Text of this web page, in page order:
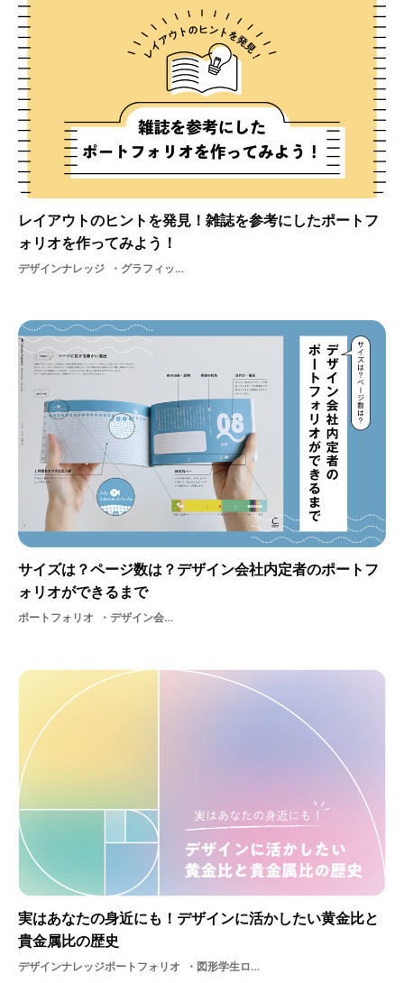
レイアウトのヒントを発見！雑誌を参考にしたポートフ
ォリオを作ってみよう！
デザインナレッジ グラフィックデザインロゴ作り方デザイン作品就活作品集グラフィックデザイナー冊子作品写真写真雑誌を参考にしたポートフォリオ学生制作グラフィックエディトリアル
サイズは？ページ数は？デザイン会社内定者のポートフ
ォリオができるまで
ポートフォリオ デザイン会社デザイングラフィックデザイナーブラッシュアップグラフィックグラフィックデザイン
実はあなたの身近にも！デザインに活かしたい黄金比と
貴金属比の歴史
デザインナレッジポートフォリオ 図形学生ロゴデザイン就活黄金比グラフィックグラフィックデザインデザイングラフィックデザイン史